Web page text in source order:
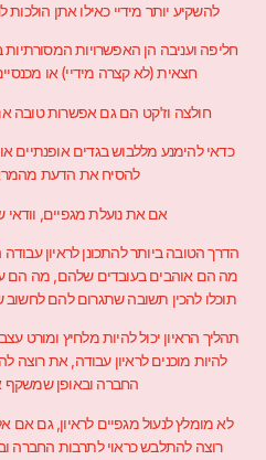
להשקיע יותר מידיי כאילו אתן הולכות
חליפה ועניבה הן האפשרויות
חצאית (לא קצרה מידיי) או
חולצה וז'קט הם גם אפשרות טובה
כדאי להימנע מללבוש בגדים אופנתיים
להסיח את הדעת
אם את נועלת מגפיים, וודאי
הדרך הטובה ביותר להתכונן לראיון
מה הם אוהבים בעובדים שלהם, מה הם
תוכלו להכין תשובה שתגרום להם לחשוב
תהליך הראיון יכול להיות מלחיץ ומורט
להיות מוכנים לראיון עבודה, את
החברה ובאופן שמשקף
לא מומלץ לנעול מגפיים לראיון, גם אם
רוצה להתלבש כראוי לתרבות החברה